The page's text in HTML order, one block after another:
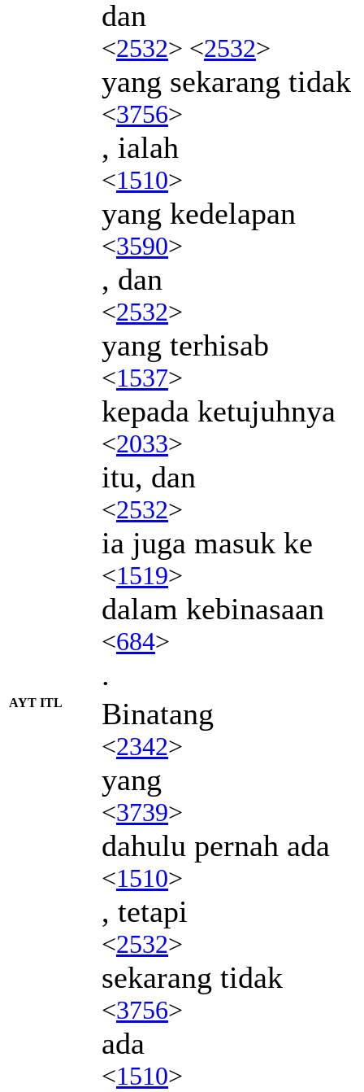
dan
<2532> <2532>
yang sekarang tidak
<3756>
, ialah
<1510>
yang kedelapan
<3590>
, dan
<2532>
yang terhisab
<1537>
kepada ketujuhnya
<2033>
itu, dan
<2532>
ia juga masuk ke
<1519>
dalam kebinasaan
<684>
.
AYT ITL Binatang
<2342>
yang
<3739>
dahulu pernah ada
<1510>
, tetapi
<2532>
sekarang tidak
<3756>
ada
<1510>